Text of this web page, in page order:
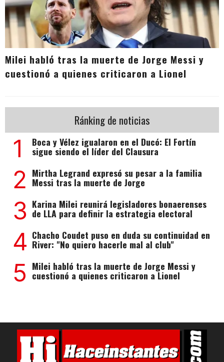
Milei habló tras la muerte de Jorge Messi y
cuestionó a quienes criticaron a Lionel
Ránking de noticias
1 Boca y Vélez igualaron en el Ducó: El Fortín
sigue siendo el líder del Clausura
2 Mirtha Legrand expresó su pesar a la familia
Messi tras la muerte de Jorge
3 Karina Milei reunirá legisladores bonaerenses
de LLA para definir la estrategia electoral
4 Chacho Coudet puso en duda su continuidad en
River: "No quiero hacerle mal al club"
5 Milei habló tras la muerte de Jorge Messi y
cuestionó a quienes criticaron a Lionel